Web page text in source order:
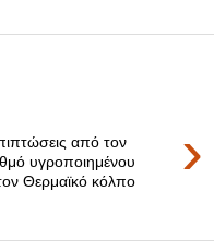
›
από τον
υγροποιημένου
Θερμαϊκό κόλπο